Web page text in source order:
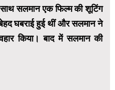
सलमान एक फिल्म की शूटिंग
घबराई हुई थीं और सलमान ने
किया। बाद में सलमान की